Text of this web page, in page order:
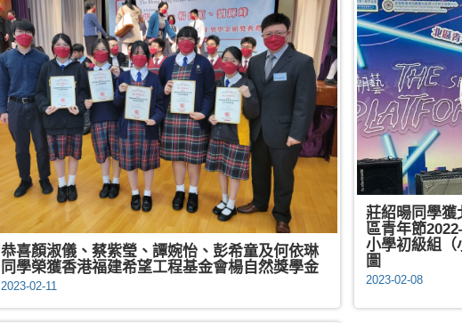
恭喜顏淑儀、蔡紫瑩、譚婉怡、彭希童及何依琳
同學榮獲香港福建希望工程基金會楊自然獎學金
2023-02-11
莊紹暘同學獲
區青年節
小學初級組（
圖
2023-02-08